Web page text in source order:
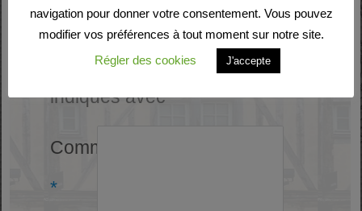
sera pas publiée.
Les
champs obligatoires sont
indiqués avec*
Commentaire
*
navigation pour donner votre consentement. Vous pouvez
modifier vos préférences à tout moment sur notre site.
Régler des cookies
J'accepte